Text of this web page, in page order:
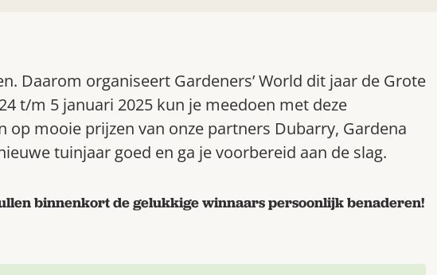
Daarom organiseert Gardeners’ World dit jaar de Grote
t/m 5 januari 2025 kun je meedoen met deze
op mooie prijzen van onze partners Dubarry, Gardena
tuinjaar goed en ga je voorbereid aan de slag.
binnenkort de gelukkige winnaars persoonlijk benaderen!